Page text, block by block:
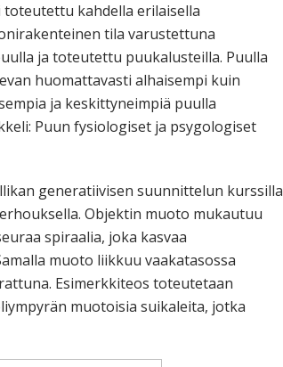
kahdella erilaisella
tila varustettuna
ja toteutettu puukalusteilla. Puulla
huomattavasti alhaisempi kuin
ja keskittyneimpiä puulla
Puun fysiologiset ja psygologiset
generatiivisen suunnittelun kurssilla
Objektin muoto mukautuu
spiraalia, joka kasvaa
muoto liikkuu vaakatasossa
Esimerkkiteos toteutetaan
muotoisia suikaleita, jotka